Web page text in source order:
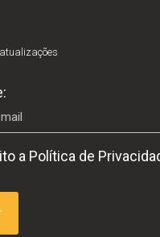
a Política de